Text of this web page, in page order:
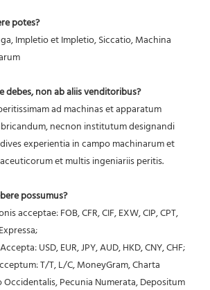
potes?
debes, non ab aliis venditoribus?
necnon institutum designandi
experientia in campo machinarum et
et multis ingeniariis peritis.
possumus?
USD, EUR, JPY, AUD, HKD, CNY, CHF;
Occidentalis, Pecunia Numerata, Depositum